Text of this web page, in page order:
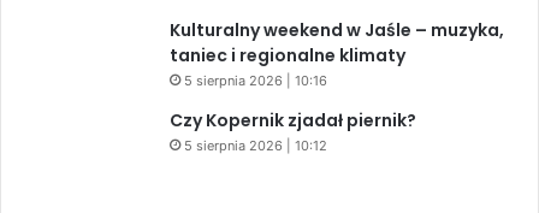
Kulturalny weekend w Jaśle – muzyka,
taniec i regionalne klimaty
5 sierpnia 2026 | 10:16
Czy Kopernik zjadał piernik?
5 sierpnia 2026 | 10:12